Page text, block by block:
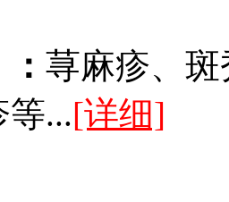
荨麻疹、
...[详细]